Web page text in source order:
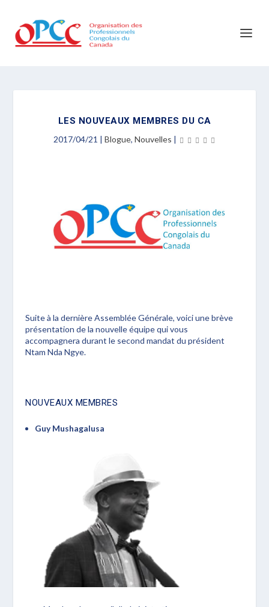
LES NOUVEAUX MEMBRES DU CA
2017/04/21 | Blogue, Nouvelles |
Suite à la dernière Assemblée Générale, voici une brève
présentation de la nouvelle équipe qui vous
accompagnera durant le second mandat du président
Ntam Nda Ngye.
NOUVEAUX MEMBRES
Guy Mushagalusa